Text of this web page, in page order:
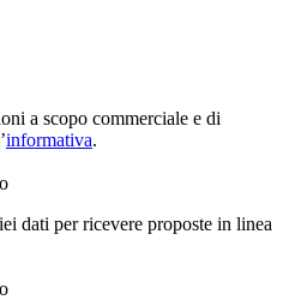
a scopo commerciale e di
informativa.
dati per ricevere proposte in linea